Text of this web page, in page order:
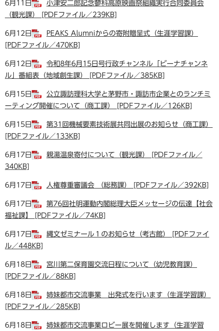
6月11日
小津安二郎記念蓼科高原映画祭組織実行合同委員会
（観光課） [PDFファイル／239KB]
6月12日
PEAKS Alumniからの寄附贈呈式（生涯学習課）
[PDFファイル／470KB]
6月12日
令和8年6月15日号行政チャンネル「ビーナチャンネ
ル」番組表（地域創生課） [PDFファイル／385KB]
6月15日
公立諏訪理科大学と茅野市・諏訪市企業とのランチミ
ーティング開催について（商工課） [PDFファイル／126KB]
6月15日
第31回機械要素技術展共同出展のお知らせ（商工課）
[PDFファイル／133KB]
6月17日
親湯温泉寄付について（観光課） [PDFファイル／
340KB]
6月17日 人権尊重審議会 （総務課） [PDFファイル／392KB]
6月17日
第76回社明運動内閣総理大臣メッセージの伝達【社会
福祉課】 [PDFファイル／74KB]
6月17日
縄文ゼミナール１のお知らせ（考古館） [PDFファイ
ル／448KB]
6月18日
宮川第二保育園交流日程について（幼児教育課）
[PDFファイル／88KB]
6月18日
姉妹都市交流事業 出発式を行います（生涯学習課）
[PDFファイル／285KB]
6月18日 姉妹都市交流事業ロビー展を開催します（生涯学習